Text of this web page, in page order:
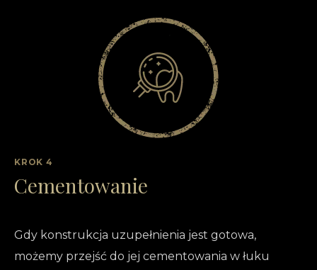
KROK 4
Cementowanie
Gdy konstrukcja uzupełnienia jest gotowa,
możemy przejść do jej cementowania w łuku